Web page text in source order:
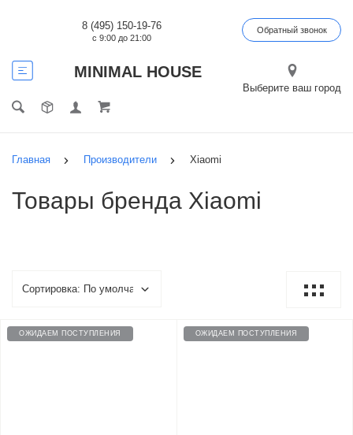
MINIMAL HOUSE
8 (495) 150-19-76
с 9:00 до 21:00
Обратный звонок
Выберите ваш город
Главная Производители Xiaomi
Товары бренда Xiaomi
ОЖИДАЕМ ПОСТУПЛЕНИЯ ОЖИДАЕМ ПОСТУПЛЕНИЯ